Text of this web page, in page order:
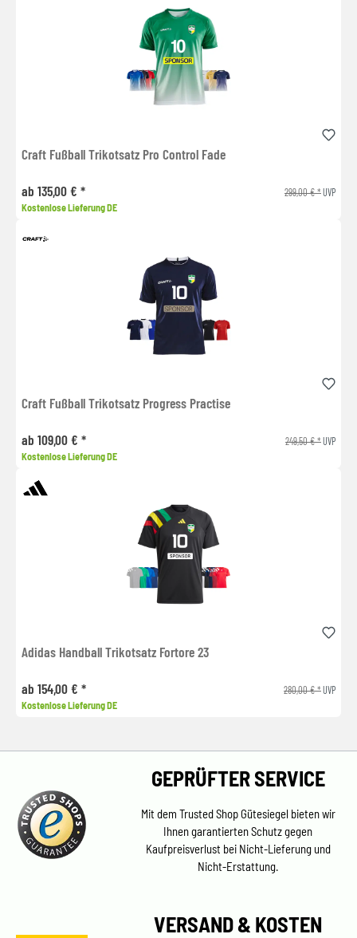
Craft Fußball Trikotsatz Pro Control Fade
ab 135,00 € * 299,00 € *UVP
Kostenlose Lieferung DE
Craft Fußball Trikotsatz Progress Practise
ab 109,00 € * 249,50 € *UVP
Kostenlose Lieferung DE
Adidas Handball Trikotsatz Fortore 23
ab 154,00 € * 280,00 € *UVP
Kostenlose Lieferung DE
GEPRÜFTER SERVICE
Mit dem Trusted Shop Gütesiegel bieten wir
Ihnen garantierten Schutz gegen
Kaufpreisverlust bei Nicht-Lieferung und
Nicht-Erstattung.
VERSAND & KOSTEN